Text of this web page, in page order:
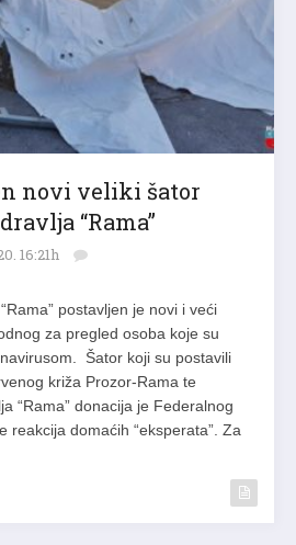
novi veliki šator
“Rama”
16:21h
postavljen je novi i veći
za pregled osoba koje su
Šator koji su postavili
križa Prozor-Rama te
“Rama” donacija je Federalnog
reakcija domaćih “eksperata”. Za